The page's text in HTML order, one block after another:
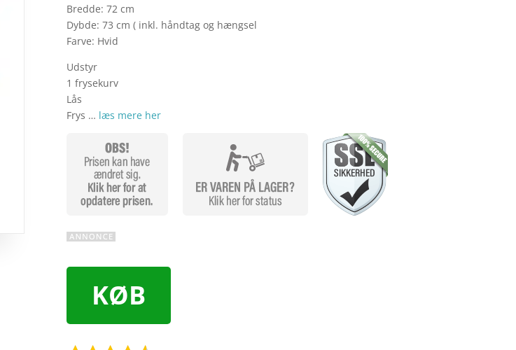
Bredde: 72 cm
Dybde: 73 cm ( inkl. håndtag og hængsel
Farve: Hvid
Udstyr
1 frysekurv
Lås
Frys … læs mere her
KØB